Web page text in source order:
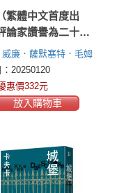
繁體中文首度出
論家讚譽為二十世
小說的範本）
威廉．薩默塞特．毛姆
Somerset Maugham)
：20250120
惠價332元
放入購物車